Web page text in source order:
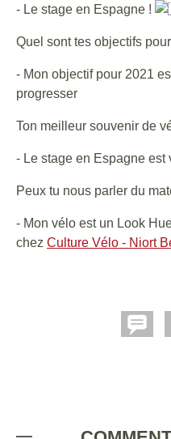
- Le stage en Espagne !
Quel sont tes objectifs
- Mon objectif pour 2021
progresser
Ton meilleur souvenir de
- Le stage en Espagne est
Peux tu nous parler du
- Mon vélo est un Look
chez Culture Vélo - Niort